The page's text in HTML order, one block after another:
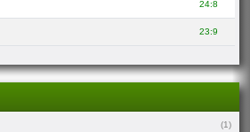
24:8
23:9
(1)